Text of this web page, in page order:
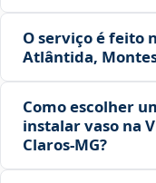
O serviço é feito
Atlântida, Montes
Como escolher
instalar vaso na
Claros‑MG?